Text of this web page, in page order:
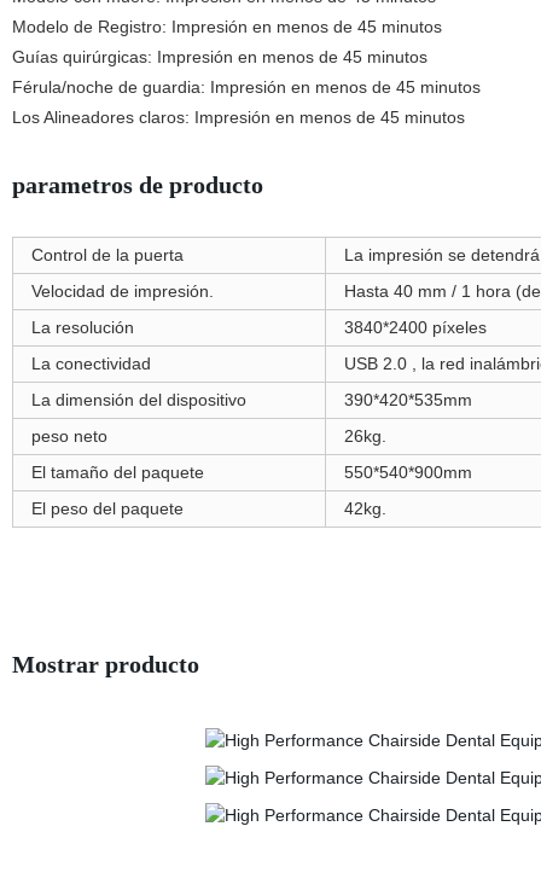
Modelo de Registro: Impresión en menos de 45 minutos
Guías quirúrgicas: Impresión en menos de 45 minutos
Férula/noche de guardia: Impresión en menos de 45 minutos
Los Alineadores claros: Impresión en menos de 45 minutos
parametros de producto
Control de la puerta
La impresión se
Velocidad de impresión.
Hasta 40 mm / 1 hora
La resolución
3840*2400 píxeles
La conectividad
USB 2.0 , la red
La dimensión del dispositivo
390*420*535mm
peso neto
26kg.
El tamaño del paquete
550*540*900mm
El peso del paquete
42kg.
Mostrar producto